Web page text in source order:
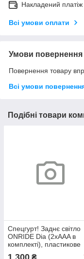
Накладений
Всі умови оплати
Умови повернення
Повернення товару
Всі умови
Подібні товари
Спецгурт! Заднє світло
ONRIDE Dia (2xAAA в
комплекті), пластикове
1 300 ₴